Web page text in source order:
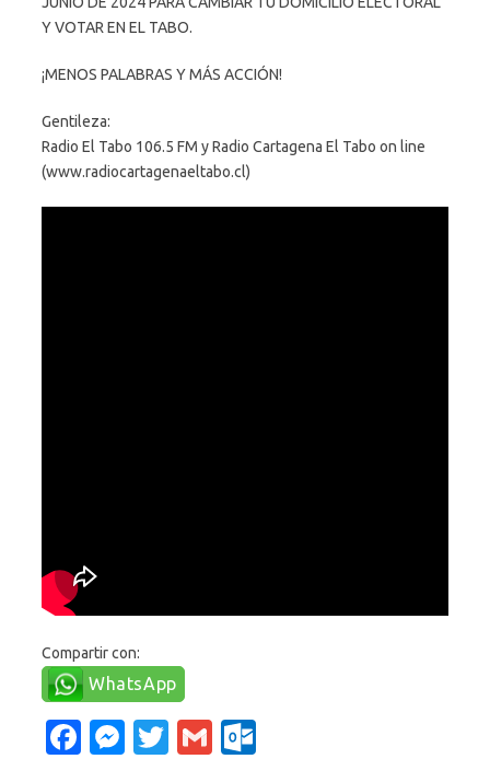
Y VOTAR EN EL TABO.
¡MENOS PALABRAS Y MÁS ACCIÓN!
Gentileza:
Radio El Tabo 106.5 FM y Radio Cartagena El Tabo on line
(www.radiocartagenaeltabo.cl)
Compartir con:
WhatsApp
Fa M
T
G